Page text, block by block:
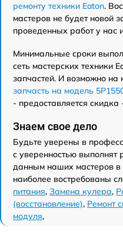
ремонту техники Eaton.
мастеров не будет новой
проведенных работ у нас
Минимальные сроки
сеть мастерских техники
запчастей. И возможно
запчасть на модель
- предоставляется скидка
Знаем свое дело
Будьте уверены в
с уверенностью выполнят
данным наших мастеров в
наиболее востребованы
питания, Замена кулера,
(восстановление), Ремонт
модуля,